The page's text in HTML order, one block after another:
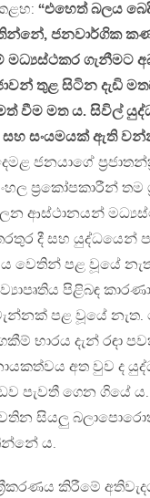
“එහෙත් බලය
ජනවාර්ගික
මධ්‍යස්ථකර ගැනීමට
තුළ සිටින දැඩි
වීම මත ය. සිවිල්
සහ සංයමයක් ඇති
ජනයාගේ
ප්‍රකෝපකාරීන් තම
ආස්ථානයන්
දී සහ යුද්ධයෙන්
වෙතින් පළ වූයේ
පිළිබඳ
පළ වූයේ නැත.
භාරය දැන් රඳා
අත වුව ද
පැවතී ගෙන ගියේ ය.
සියලු
ය.
කිරීමේ